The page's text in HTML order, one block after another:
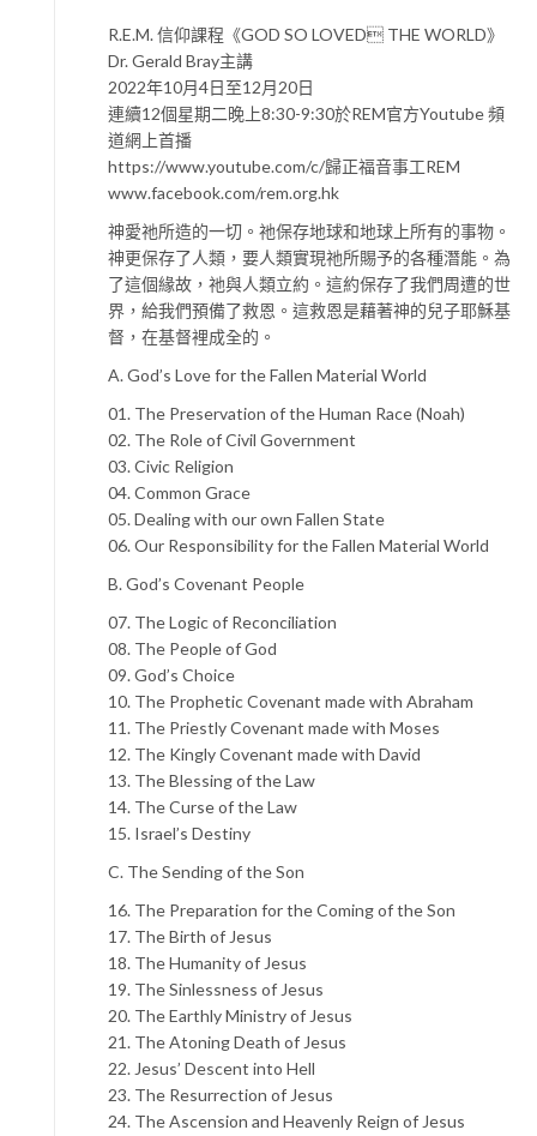
R.E.M. 信仰課程《GOD SO LOVED THE WORLD》
Dr. Gerald Bray主講
2022年10月4日至12月20日
連續12個星期二晚上8:30-9:30於REM官方Youtube 頻
道網上首播
https://www.youtube.com/c/歸正福音事工REM
www.facebook.com/rem.org.hk
神愛祂所造的一切。祂保存地球和地球上所有的事物。
神更保存了人類，要人類實現祂所賜予的各種潛能。為
了這個緣故，祂與人類立約。這約保存了我們周遭的世
界，給我們預備了救恩。這救恩是藉著神的兒子耶穌基
督，在基督裡成全的。
A. God’s Love for the Fallen Material World
01. The Preservation of the Human Race (Noah)
02. The Role of Civil Government
03. Civic Religion
04. Common Grace
05. Dealing with our own Fallen State
06. Our Responsibility for the Fallen Material World
B. God’s Covenant People
07. The Logic of Reconciliation
08. The People of God
09. God’s Choice
10. The Prophetic Covenant made with Abraham
11. The Priestly Covenant made with Moses
12. The Kingly Covenant made with David
13. The Blessing of the Law
14. The Curse of the Law
15. Israel’s Destiny
C. The Sending of the Son
16. The Preparation for the Coming of the Son
17. The Birth of Jesus
18. The Humanity of Jesus
19. The Sinlessness of Jesus
20. The Earthly Ministry of Jesus
21. The Atoning Death of Jesus
22. Jesus’ Descent into Hell
23. The Resurrection of Jesus
24. The Ascension and Heavenly Reign of Jesus